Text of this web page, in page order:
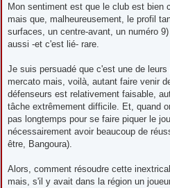
s
a
g
Mon sentiment est que le club est bien
mais que, malheureusement, le profil
surfaces, un centre-avant, un numéro
aussi -et c'est lié- rare.
Je suis persuadé que c'est une de
mercato mais, voilà, autant faire venir
défenseurs est relativement faisable,
tâche extrêmement difficile. Et, quand
pas longtemps pour se faire piquer le
nécessairement avoir beaucoup de
être, Bangoura).
Alors, comment résoudre cette
mais, s'il y avait dans la région un